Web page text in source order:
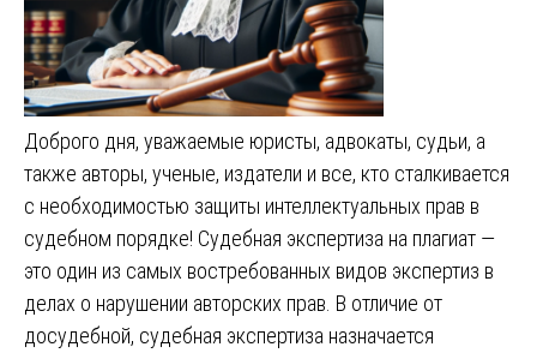
Доброго дня, уважаемые юристы, адвокаты, судьи, а
также авторы, ученые, издатели и все, кто сталкивается
с необходимостью защиты интеллектуальных прав в
судебном порядке! Судебная экспертиза на плагиат —
это один из самых востребованных видов экспертиз в
делах о нарушении авторских прав. В отличие от
досудебной, судебная экспертиза назначается